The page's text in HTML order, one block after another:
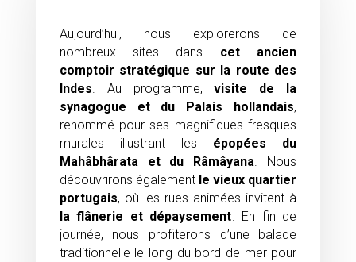
Aujourd’hui, nous explorerons de
nombreux sites dans cet ancien
comptoir stratégique sur la route des
Indes . Au programme,visite de la
synagogue et du Palais hollandais,
renommé pour ses magnifiques fresques
murales illustrant les épopées du
Mahâbhârata et du Râmâyana . Nous
découvrirons également le vieux quartier
portugais, où les rues animées invitent à
la flânerie et dépaysement . En fin de
journée, nous profiterons d’une balade
traditionnelle le long du bord de mer pour